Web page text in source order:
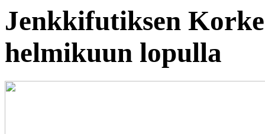
Jenkkifutiksen
helmikuun lopulla